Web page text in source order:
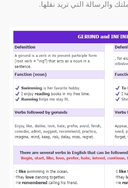
والرسالة التي تريد نقلها.